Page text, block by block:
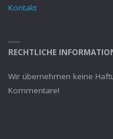
Kontakt
RECHTLICHE
Wir übernehmen keine
Kommentare!